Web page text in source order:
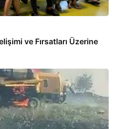
ve Fırsatları Üzerine